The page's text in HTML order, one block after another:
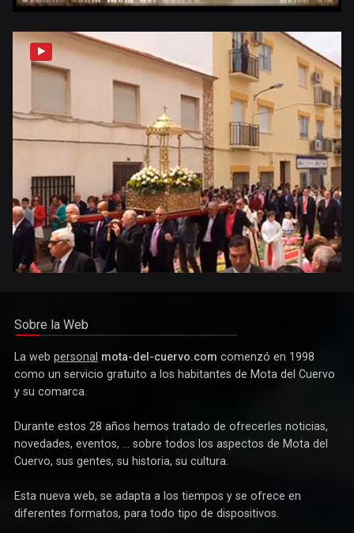
Sobre la Web
La web personal mota-del-cuervo.com comenzó en 1998
como un servicio gratuito a los habitantes de Mota del Cuervo
y su comarca.
Durante estos 28 años hemos tratado de ofrecerles noticias,
novedades, eventos, ... sobre todos los aspectos de Mota del
Cuervo, sus gentes, su historia, su cultura.
Esta nueva web, se adapta a los tiempos y se ofrece en
diferentes formatos, para todo tipo de dispositivos.